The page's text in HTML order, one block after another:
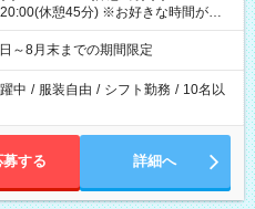
休憩45分) ※お好きな時間が選べ
～8月末までの期間限定
中 / 服装自由 / シフト勤務 / 10名以
募する 詳細へ